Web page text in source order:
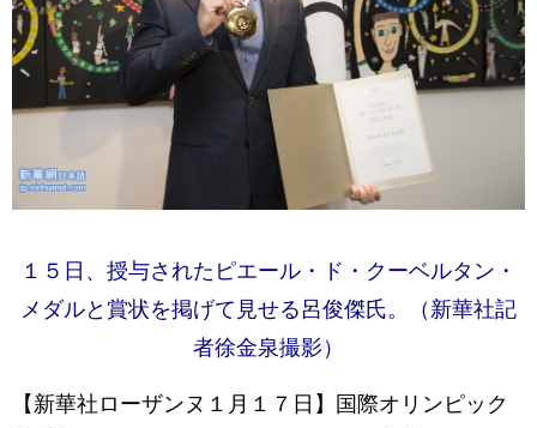
１５日、授与されたピエール・ド・クーベルタン・
メダルと賞状を掲げて見せる呂俊傑氏。（新華社記
者徐金泉撮影）
【新華社ローザンヌ１月１７日】国際オリンピック